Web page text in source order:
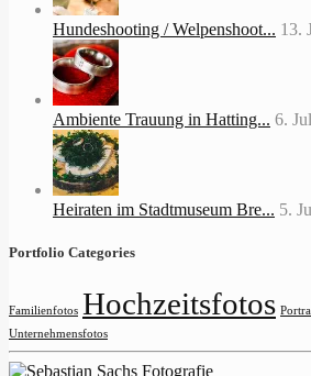
Hundeshooting / Welpenshoot... 13.
Ambiente Trauung in Hatting... 6.
Heiraten im Stadtmuseum Bre... 5.
Portfolio Categories
Familienfotos Hochzeitsfotos
Unternehmensfotos